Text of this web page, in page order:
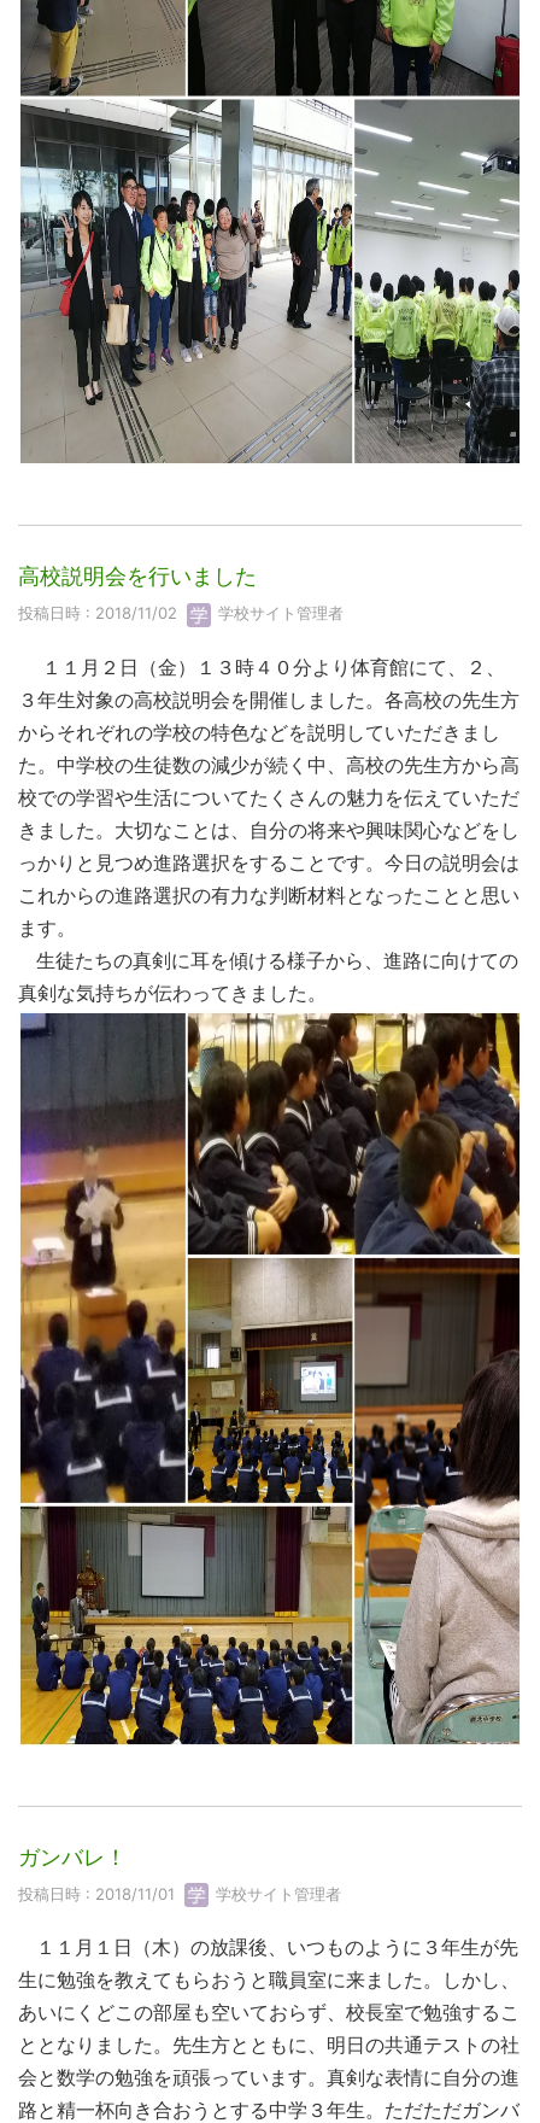
高校説明会を行いました
投稿日時 : 2018/11/02 学校サイト管理者
１１月２日（金）１３時４０分より体育館にて、２、
３年生対象の高校説明会を開催しました。各高校の先生方
からそれぞれの学校の特色などを説明していただきまし
た。中学校の生徒数の減少が続く中、高校の先生方から高
校での学習や生活についてたくさんの魅力を伝えていただ
きました。大切なことは、自分の将来や興味関心などをし
っかりと見つめ進路選択をすることです。今日の説明会は
これからの進路選択の有力な判断材料となったことと思い
ます。
生徒たちの真剣に耳を傾ける様子から、進路に向けての
真剣な気持ちが伝わってきました。
ガンバレ！
投稿日時 : 2018/11/01 学校サイト管理者
１１月１日（木）の放課後、いつものように３年生が先
生に勉強を教えてもらおうと職員室に来ました。しかし、
あいにくどこの部屋も空いておらず、校長室で勉強するこ
ととなりました。先生方とともに、明日の共通テストの社
会と数学の勉強を頑張っています。真剣な表情に自分の進
路と精一杯向き合おうとする中学３年生。ただただガンバ